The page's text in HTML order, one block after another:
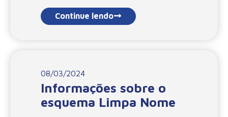
Continue lendo
08/03/2024
Informações sobre o
esquema Limpa Nome